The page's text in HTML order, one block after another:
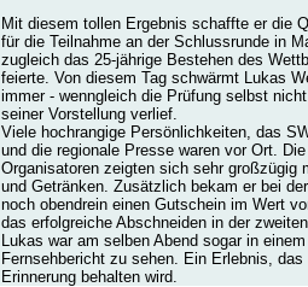
Mit diesem tollen Ergebnis schaffte er die
für die Teilnahme an der Schlussrunde in
zugleich das 25-jährige Bestehen des
feierte. Von diesem Tag schwärmt Lukas
immer - wenngleich die Prüfung selbst
seiner Vorstellung verlief.
Viele hochrangige Persönlichkeiten, das
und die regionale Presse waren vor Ort. Die
Organisatoren zeigten sich sehr großzügig
und Getränken. Zusätzlich bekam er bei
noch obendrein einen Gutschein im Wert
das erfolgreiche Abschneiden in der
Lukas war am selben Abend sogar in einem
Fernsehbericht zu sehen. Ein Erlebnis, das
Erinnerung behalten wird.